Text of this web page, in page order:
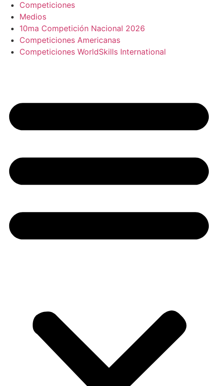
Competiciones
Medios
10ma Competición Nacional 2026
Competiciones Americanas
Competiciones WorldSkills International